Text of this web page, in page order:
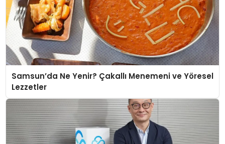
Samsun’da Ne Yenir? Çakallı Menemeni ve Yöresel
Lezzetler